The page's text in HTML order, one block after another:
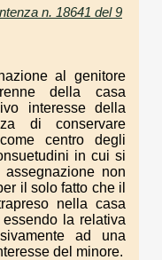
n. 18641 del 9
al genitore
della casa
interesse della
di conservare
centro degli
in cui si
non
il solo fatto che il
nella casa
la relativa
ad una
del minore.